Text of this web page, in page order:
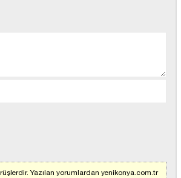
Yazılan yorumlardan yenikonya.com.tr